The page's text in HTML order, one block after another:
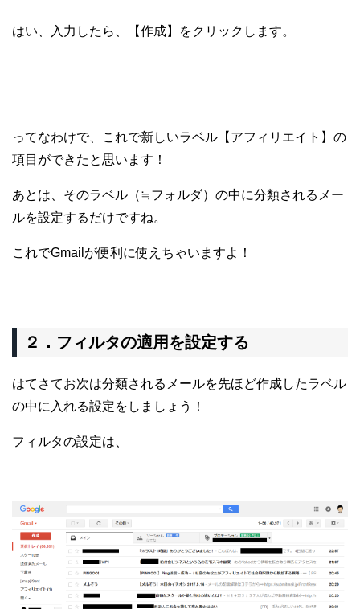
はい、入力したら、【作成】をクリックします。
ってなわけで、これで新しいラベル【アフィリエイト】の
項目ができたと思います！
あとは、そのラベル（≒フォルダ）の中に分類されるメー
ルを設定するだけですね。
これでGmailが便利に使えちゃいますよ！
２．フィルタの適用を設定する
はてさてお次は分類されるメールを先ほど作成したラベル
の中に入れる設定をしましょう！
フィルタの設定は、